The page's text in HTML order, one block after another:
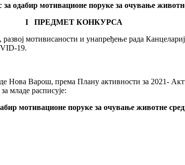
одабир мотивационе поруке за очување
I ПРЕДМЕТ КОНКУРСА
мотивисаности и унапређење рада
19.
Нова Варош, према Плану активности за 2021-
младе расписује:
мотивационе поруке за очување животне